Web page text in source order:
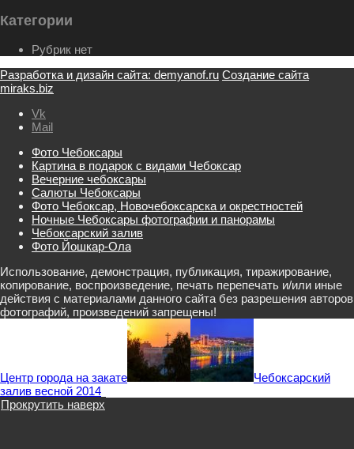
Категории
Рубрик нет
Разработка и дизайн сайта: demyanof.ru Создание сайта
miraks.biz
Vk
Mail
Фото Чебоксары
Картина в подарок с видами Чебоксар
Вечерние чебоксары
Салюты Чебоксары
Фото Чебоксар, Новочебоксарска и окрестностей
Ночные Чебоксары фотографии и панорамы
Чебоксарский залив
Фото Йошкар-Ола
Использование, демонстрация, публикация, тиражирование,
копирование, воспроизведение, печать перепечать и/или иные
действия с материалами данного сайта без разрешения авторов
фотографий, произведений запрещены!
Центр города на закате
Чебоксарский
залив весной 2014
Прокрутить наверх